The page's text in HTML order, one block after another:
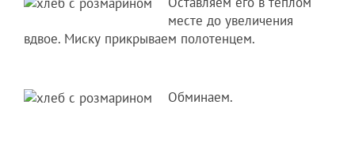
месте до увеличения
вдвое. Миску прикрываем полотенцем.
Обминаем.